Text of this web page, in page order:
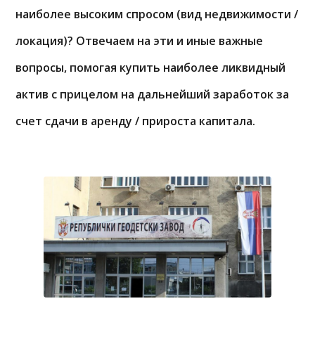
наиболее высоким спросом (вид недвижимости /
локация)? Отвечаем на эти и иные важные
вопросы, помогая купить наиболее ликвидный
актив с прицелом на дальнейший заработок за
счет сдачи в аренду / прироста капитала.